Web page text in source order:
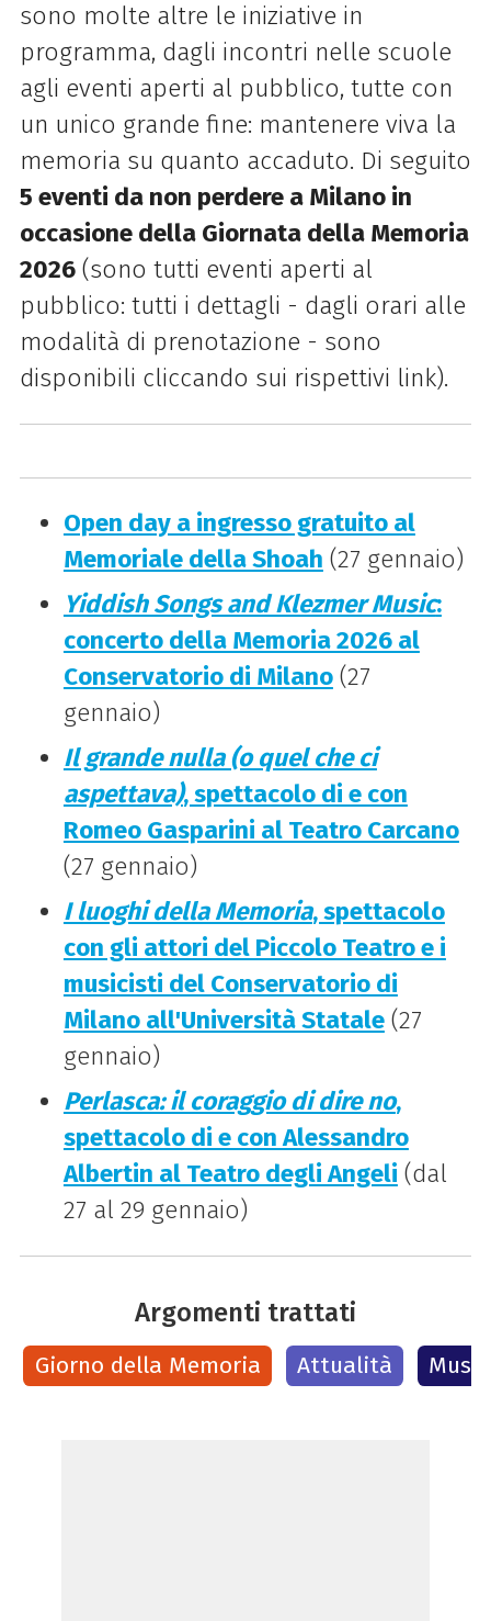
sono molte altre le iniziative in
programma, dagli incontri nelle scuole
agli eventi aperti al pubblico, tutte con
un unico grande fine: mantenere viva la
memoria su quanto accaduto. Di seguito
5 eventi da non perdere a Milano in
occasione della Giornata della Memoria
2026(sono tutti eventi aperti al
pubblico: tutti i dettagli - dagli orari alle
modalità di prenotazione - sono
disponibili cliccando sui rispettivi link).
Open day a ingresso gratuito al
Memoriale della Shoah (27 gennaio)
Yiddish Songs and Klezmer Music:
concerto della Memoria 2026 al
Conservatorio di Milano(27
gennaio)
Il grande nulla (o quel che ci
aspettava), spettacolo di e con
Romeo Gasparini al Teatro Carcano
(27 gennaio)
I luoghi della Memoria, spettacolo
con gli attori del Piccolo Teatro e i
musicisti del Conservatorio di
Milano all'Università Statale(27
gennaio)
Perlasca: il coraggio di dire no,
spettacolo di e con Alessandro
Albertin al Teatro degli Angeli (dal
27 al 29 gennaio)
Argomenti trattati
Giorno della Memoria Attualità